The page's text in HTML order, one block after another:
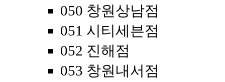
050 창원상남점
051 시티세븐점
052 진해점
053 창원내서점